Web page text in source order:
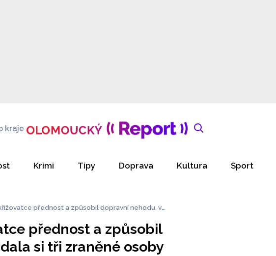
kraje
Krimi Tipy Doprava Kultura Sport
přednost a způsobil dopravní nehodu, vy
přednost a způsobil
si tři zraněné osoby